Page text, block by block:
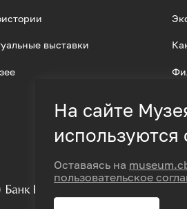
выставки
На сайте
Оставаясь на
пользовательское